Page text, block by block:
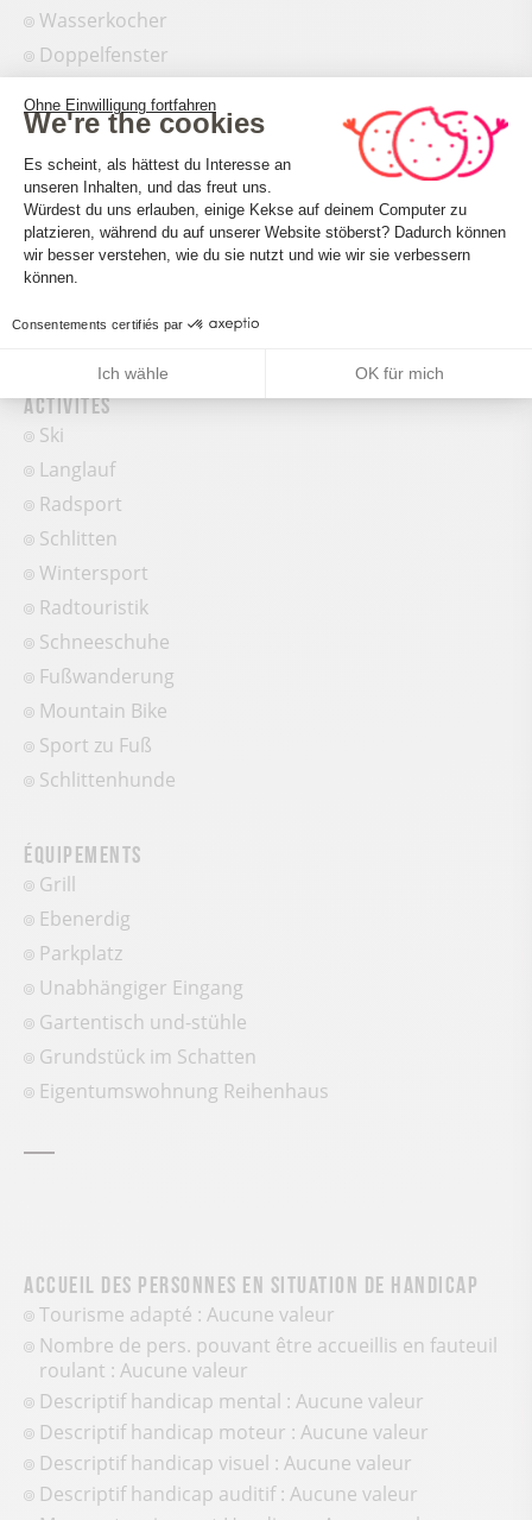
Wasserkocher
Doppelfenster
Familienzimmer
Gefrierschrank
Kaffeemaschine
Bettwäscheverleih
Haustiere akzeptiert
Reinigung gegen Aufpreis
Activités
Ski
Langlauf
Radsport
Schlitten
Wintersport
Radtouristik
Schneeschuhe
Fußwanderung
Mountain Bike
Sport zu Fuß
Schlittenhunde
Équipements
Grill
Ebenerdig
Parkplatz
Unabhängiger Eingang
Gartentisch und-stühle
Grundstück im Schatten
Eigentumswohnung Reihenhaus
Accueil des personnes en situation de handicap
Tourisme adapté : Aucune valeur
Nombre de pers. pouvant être accueillis en fauteuil
roulant : Aucune valeur
Descriptif handicap mental : Aucune valeur
Descriptif handicap moteur : Aucune valeur
Descriptif handicap visuel : Aucune valeur
Descriptif handicap auditif : Aucune valeur
Ohne Einwilligung fortfahren
We're the cookies
Einwilligungsmanagementplattform:
Es scheint, als hättest du Interesse an
unseren Inhalten, und das freut uns.
Würdest du uns erlauben, einige Kekse auf deinem Computer zu
platzieren, während du auf unserer Website stöberst? Dadurch können
wir besser verstehen, wie du sie nutzt und wie wir sie verbessern
können.
Consentements certifiés par
Ich wähle OK für mich
Axeptio consent